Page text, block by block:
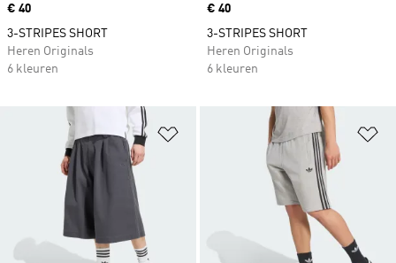
Price
€ 40
3-STRIPES SHORT
Heren Originals
6 kleuren
Price
€ 40
3-STRIPES SHORT
Heren Originals
6 kleuren
Op verlanglijst zetten